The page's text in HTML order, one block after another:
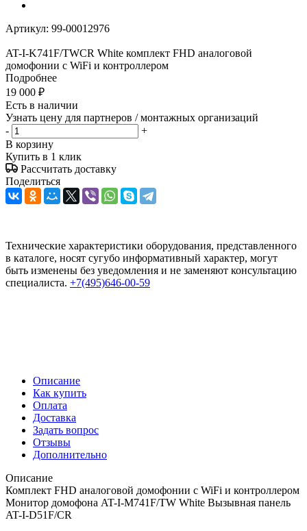
Артикул: 99-00012976
AT-I-K741F/TWСR White комплект FHD аналоговой
домофонии с WiFi и контроллером
Подробнее
19 000 ₽
Есть в наличии
Узнать цену для партнеров / монтажных организаций
-
+
В корзину
Купить в 1 клик
Рассчитать доставку
Поделиться
Технические характеристики оборудования, представленного
в каталоге, носят сугубо информативный характер, могут
быть изменены без уведомления и не заменяют консультацию
специалиста. +7(495)646-00-59
Описание
Как купить
Оплата
Доставка
Задать вопрос
Отзывы
Дополнительно
Описание
Комплект FHD аналоговой домофонии с WiFi и контроллером
Монитор домофона AT-I-M741F/TW White Вызывная панель
AT-I-D51F/CR